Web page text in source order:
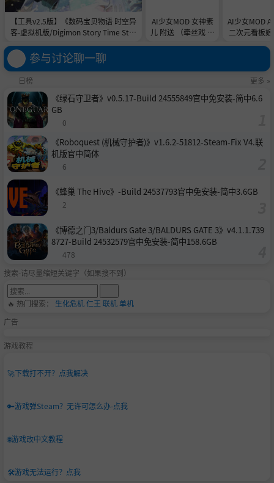
【工具v2.5版】《数码宝贝物语 时空异
客-虚拟机版/Digimon Story Time Stra
官中免安装-简中31.1GB
AI少女MOD 女神素
儿 附送 （牵丝戏 舞
AI少女MOD A
二次元看板
参与讨论聊一聊
日榜 更多 »
《绿石守卫者》v0.5.17-Build 24555849官中免安装-简中6.6
GB
0
《Roboquest (机械守护者)》v1.6.2-51812-Steam-Fix V4.联
机版官中简体
6
《蜂巢 The Hive》-Build 24537793官中免安装-简中3.6GB
2
《博德之门3/Baldurs Gate 3/BALDURS GATE 3》v4.1.1.739
8727-Build 24532579官中免安装-简中158.6GB
478
搜索-请尽量缩短关键字（如果搜不到）
🔥 热门搜索： 生化危机仁王 联机单机
广告
游戏教程
🚀下载打不开？点我解决
🔑游戏弹Steam？无许可怎么办-点我
🌐游戏改中文教程
🛠️游戏无法运行？点我